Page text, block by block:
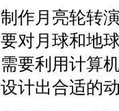
制作月亮轮转
要对月球和地
需要利用计算
设计出合适的